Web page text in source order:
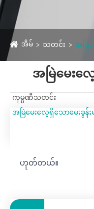
အိမ် သတင်း အမြဲ
အမြဲမေးလေ့
ကုမ္ပဏီသတင်း
အမြဲမေးလေ့ရှိသောမေးခွန်းမ
ကုန်ပစ္စည်းများ
သူမှသင်၏စက်ရုံသို့
အတူတူ load?
ဟုတ်တယ်။